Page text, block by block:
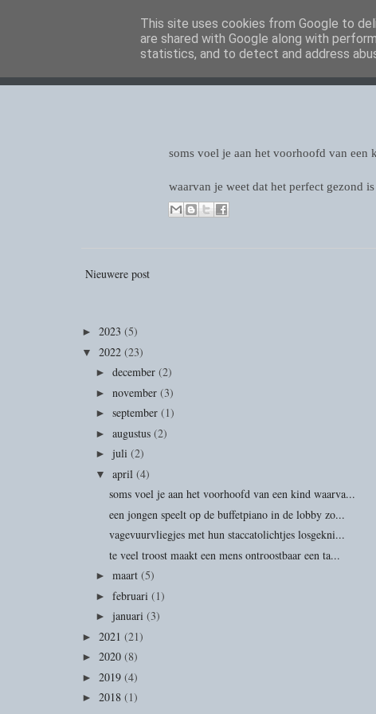
soms voel je aan het voorhoofd van een
waarvan je weet dat het perfect gezond is
Nieuwere post
► 2023 (5)
▼ 2022 (23)
► december (2)
► november (3)
► september (1)
► augustus (2)
► juli (2)
▼ april (4)
soms voel je aan het voorhoofd van een kind waarva...
een jongen speelt op de buffetpiano in de lobby zo...
vagevuurvliegjes met hun staccatolichtjes losgekni...
te veel troost maakt een mens ontroostbaar een ta...
► maart (5)
► februari (1)
► januari (3)
► 2021 (21)
► 2020 (8)
► 2019 (4)
► 2018 (1)
This site uses cookies from Google to
are shared with Google along with
statistics, and to detect and address